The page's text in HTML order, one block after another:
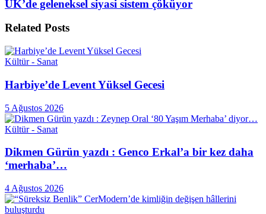
UK’de geleneksel siyasi sistem çöküyor
Related Posts
Kültür - Sanat
Harbiye’de Levent Yüksel Gecesi
5 Ağustos 2026
Kültür - Sanat
Dikmen Gürün yazdı : Genco Erkal’a bir kez daha
‘merhaba’…
4 Ağustos 2026